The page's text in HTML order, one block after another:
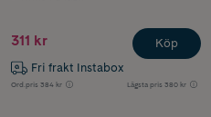
311 kr
Fri frakt Instabox
Ord.pris 384 kr Lägsta pris 380 kr
Köp